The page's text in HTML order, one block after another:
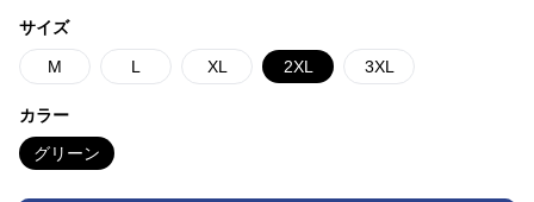
サイズ
M L XL 2XL 3XL
カラー
グリーン